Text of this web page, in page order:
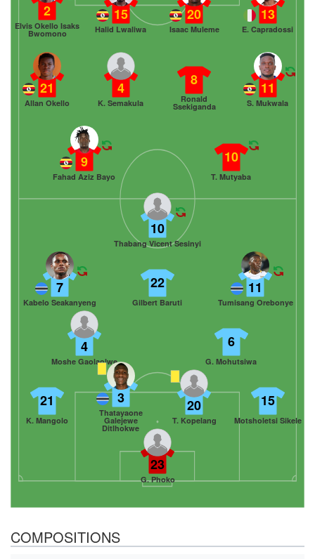
13
E. Capradossi
20
Isaac Muleme
15
Halid Lwaliwa
2
Elvis Okello Isaks
Bwomono
11
S. Mukwala
8
Ronald
Ssekiganda
4
K. Semakula
21
Allan Okello
10
T. Mutyaba
9
Fahad Aziz Bayo
23
G. Phoko
21
K. Mangolo
3
Thatayaone
Galejewe
Ditlhokwe
20
T. Kopelang
15
Motsholetsi Sikele
4
Moshe Gaolaolwe
6
G. Mohutsiwa
7
Kabelo Seakanyeng
22
Gilbert Baruti
11
Tumisang Orebonye
10
Thabang Vicent Sesinyi
COMPOSITIONS